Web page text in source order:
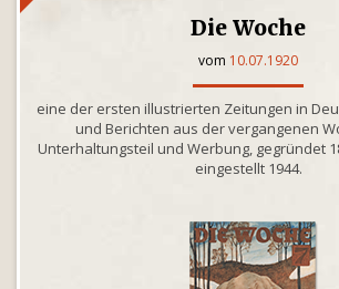
Die Woche
vom 10.07.1920
eine der ersten illustrierten Zeitungen in
und Berichten aus der vergangenen
Unterhaltungsteil und Werbung, gegründet
eingestellt 1944.